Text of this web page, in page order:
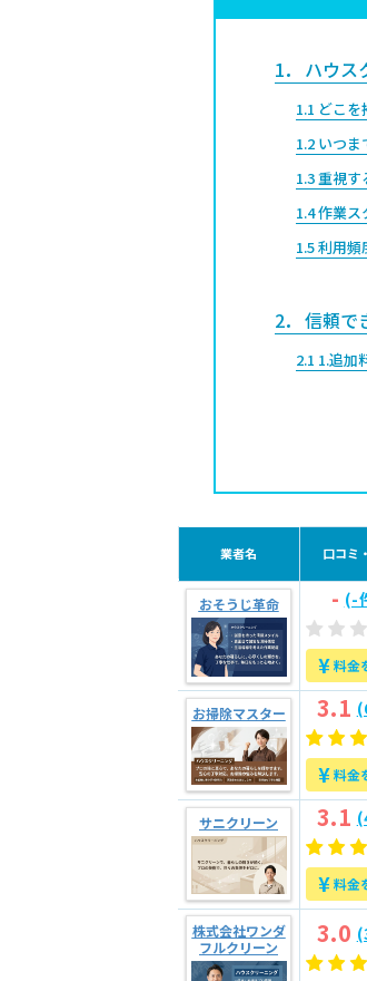
1 ハウス
1.1 どこ
1.2いつま
1.3重視す
1.4作業ス
1.5利用頻
2 信頼で
2.1 1.追加
3.貴
4.損
2.55.スケ
2.66.明確
7.マ
3 優良業
3.11.明朗
2.電話
3.33.利用
3.4 4.ホー
5.スタ
3.66.アフ
7.口コ
4 問い合
業者名 口コミ
おそうじ革命 - (-
¥料金
お掃除マスター 3.1
¥料金
サニクリーン 3.1
¥料金
株式会社ワンダ
フルクリーン
3.0